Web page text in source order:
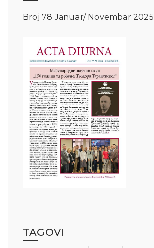
Broj 78 Januar/ Novembar 2025
TAGOVI